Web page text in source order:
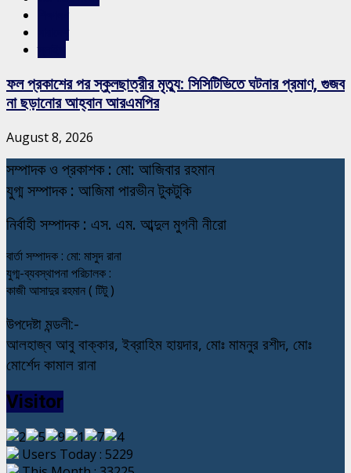
ফল প্রকাশের পর স্কুলছাত্রীর মৃত্যু: সিসিটিভিতে ঘটনার প্রমাণ, গুজব
না ছড়ানোর আহ্বান আরএমপির
August 8, 2026
সম্পাদক ও প্রকাশক : মো: আজিবার রহমান
যুগ্ম সম্পাদক : আজিমা পারভীন টুকটুকি
নির্বাহী সম্পাদক : এস. এম. আব্দুল মুগনী নীরো
বার্তা সম্পাদক : মো: মাসুদ রানা
যুগ্ম-ব্যবস্থাপনা পরিচালক :
কাজী আসাদুর রহমান ( টিটু )
উপদেষ্টা মন্ডলী:-
আলহাজ্ব আবু বাক্কার, ইব্রাহিম হায়দার, মোঃ মামনুর রশীদ, মোঃ
মোর্শেদ কামাল রানা
Visitor
Users Today : 5229